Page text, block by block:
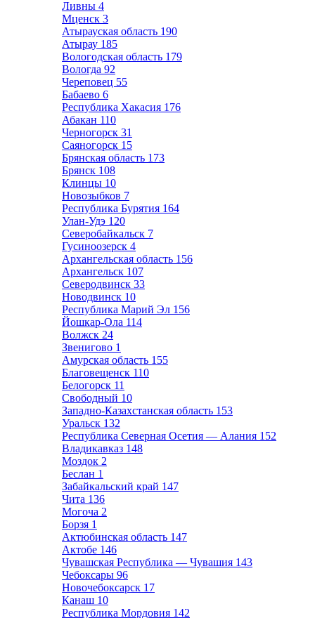
Ливны 4
Мценск 3
Атырауская область 190
Атырау 185
Вологодская область 179
Вологда 92
Череповец 55
Бабаево 6
Республика Хакасия 176
Абакан 110
Черногорск 31
Саяногорск 15
Брянская область 173
Брянск 108
Клинцы 10
Новозыбков 7
Республика Бурятия 164
Улан-Удэ 120
Северобайкальск 7
Гусиноозерск 4
Архангельская область 156
Архангельск 107
Северодвинск 33
Новодвинск 10
Республика Марий Эл 156
Йошкар-Ола 114
Волжск 24
Звенигово 1
Амурская область 155
Благовещенск 110
Белогорск 11
Свободный 10
Западно-Казахстанская область 153
Уральск 132
Республика Северная Осетия — Алания 152
Владикавказ 148
Моздок 2
Беслан 1
Забайкальский край 147
Чита 136
Могоча 2
Борзя 1
Актюбинская область 147
Актобе 146
Чувашская Республика — Чувашия 143
Чебоксары 96
Новочебоксарск 17
Канаш 10
Республика Мордовия 142